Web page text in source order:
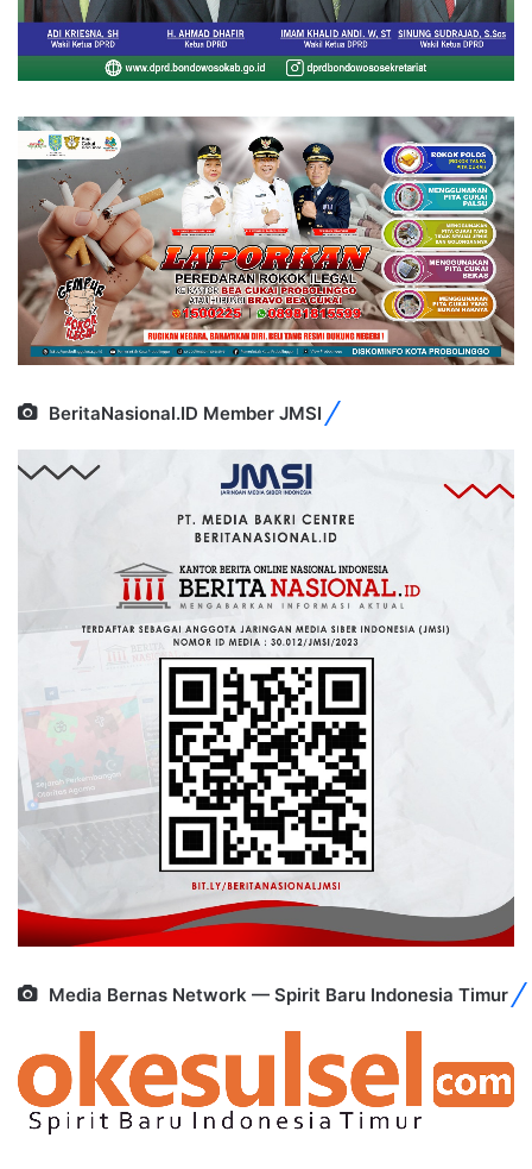
BeritaNasional.ID Member JMSI
Media Bernas Network — Spirit Baru Indonesia Timur